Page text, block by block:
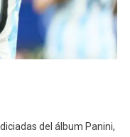
del álbum Panini,